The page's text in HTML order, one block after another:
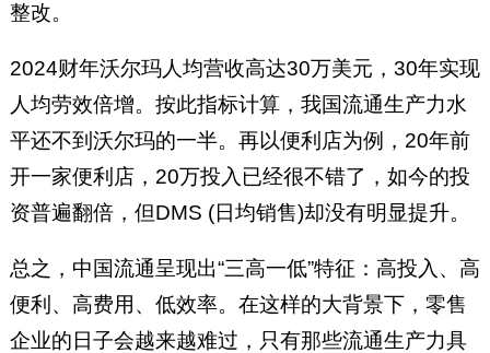
整改。
2024财年沃尔玛人均营收高达30万美元，30年实现
人均劳效倍增。按此指标计算，我国流通生产力水
平还不到沃尔玛的一半。再以便利店为例，20年前
开一家便利店，20万投入已经很不错了，如今的投
资普遍翻倍，但DMS (日均销售)却没有明显提升。
总之，中国流通呈现出“三高一低”特征：高投入、高
便利、高费用、低效率。在这样的大背景下，零售
企业的日子会越来越难过，只有那些流通生产力具